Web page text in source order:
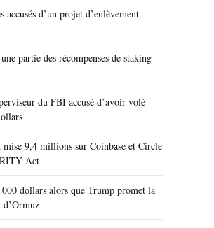
d’un projet d’enlèvement
partie des récompenses de staking
du FBI accusé d’avoir volé
9,4 millions sur Coinbase et Circle
Act
dollars alors que Trump promet la